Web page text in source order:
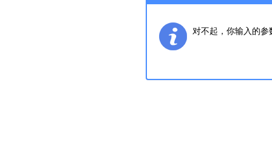
对不起，你输入的参